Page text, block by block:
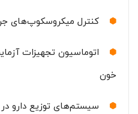
کنترل میکروسکوپ‌های
اتوماسیون تجهیزات
خون
سیستم‌های توزیع دارو